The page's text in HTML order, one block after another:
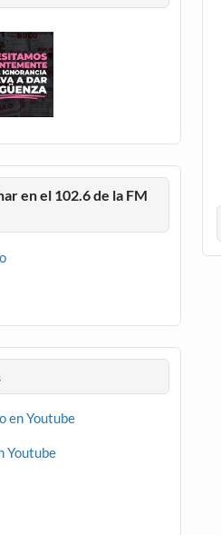
en el 102.6 de la FM
en Youtube
Youtube